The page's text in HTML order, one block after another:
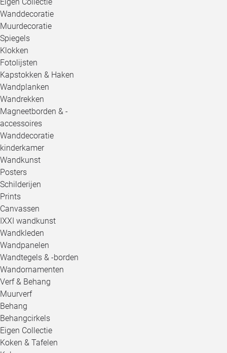
Wanddecoratie
Muurdecoratie
Spiegels
Klokken
Fotolijsten
Kapstokken & Haken
Wandplanken
Wandrekken
Magneetborden & -
accessoires
Wanddecoratie
kinderkamer
Wandkunst
Posters
Schilderijen
Prints
Canvassen
IXXI wandkunst
Wandkleden
Wandpanelen
Wandtegels & -borden
Wandornamenten
Verf & Behang
Muurverf
Behang
Behangcirkels
Eigen Collectie
Koken & Tafelen